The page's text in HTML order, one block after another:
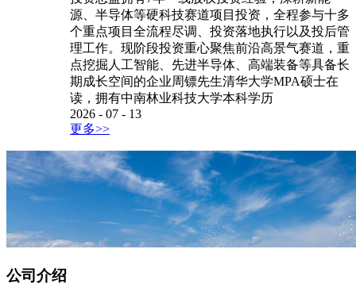
源、半导体等硬科技赛道项目投资，全程参与十多
个重点项目全流程尽调、投资落地执行以及投后管
理工作。现阶段投资重心聚焦前沿高景气赛道，重
点挖掘人工智能、先进半导体、高端装备等具备长
期成长空间的企业周镖先生清华大学MPA硕士在
读，拥有中南林业科技大学本科学历
2026 - 07 - 13
更多>>
公司介绍